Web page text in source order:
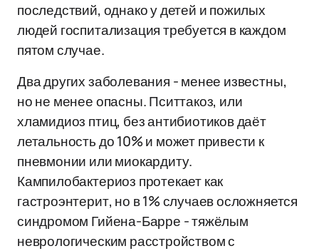
последствий, однако у детей и пожилых
людей госпитализация требуется в каждом
пятом случае.
Два других заболевания - менее известны,
но не менее опасны. Пситтакоз, или
хламидиоз птиц, без антибиотиков даёт
летальность до 10% и может привести к
пневмонии или миокардиту.
Кампилобактериоз протекает как
гастроэнтерит, но в 1% случаев осложняется
синдромом Гийена-Барре - тяжёлым
неврологическим расстройством с